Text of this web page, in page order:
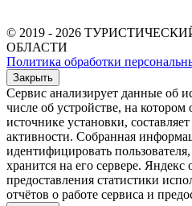
© 2019 - 2026
ОБЛАСТИ
Политика обработки
Закрыть
Сервис анализирует данные об
числе об устройстве, на
источнике установки,
активности. Собранная
идентифицировать
хранится на его сервере.
предоставления статистики
отчётов о работе сервиса и